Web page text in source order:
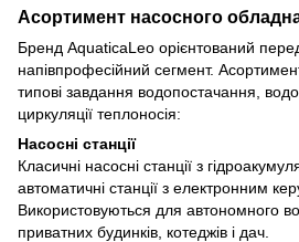
Асортимент насосного
Бренд AquaticaLeo орієнтований
напівпрофесійний сегмент.
типові завдання водопостачання,
циркуляції теплоносія:
Насосні станції
Класичні насосні станції з
автоматичні станції з електронним
Використовуються для автономного
приватних будинків, котеджів і дач.